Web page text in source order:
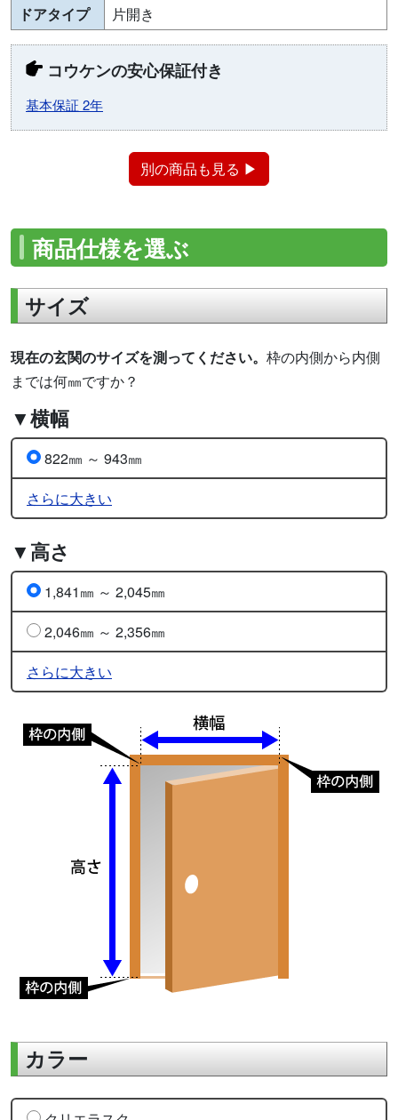
ドアタイプ 片開き
コウケンの安心保証付き
基本保証 2年
別の商品も見る ▶
商品仕様を選ぶ
サイズ
現在の玄関のサイズを測ってください。 枠の内側から内側
までは何㎜ですか？
▼横幅
822㎜ ～ 943㎜
さらに大きい
▼高さ
1,841㎜ ～ 2,045㎜
2,046㎜ ～ 2,356㎜
さらに大きい
カラー